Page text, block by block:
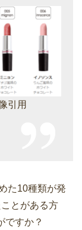
引用
た10種類が発
とがある方
ですか？